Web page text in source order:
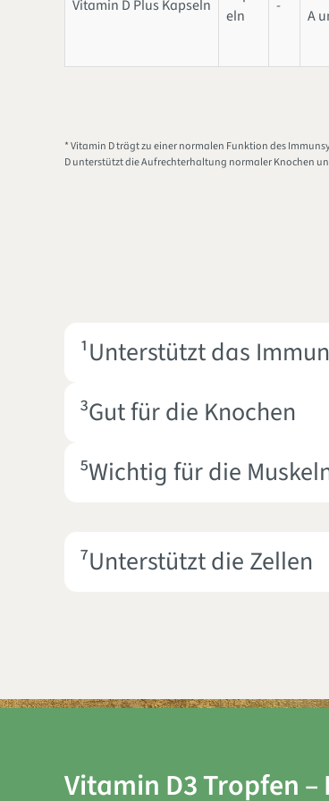
Vitamin D Plus Kapseln
eln
-
A
* Vitamin D trägt zu einer normalen Funktion des
D unterstützt die Aufrechterhaltung normaler Knochen
¹Unterstützt das
³Gut für die Knochen
⁵Wichtig für die
⁷Unterstützt die Zellen
Vitamin D3 Tropfen